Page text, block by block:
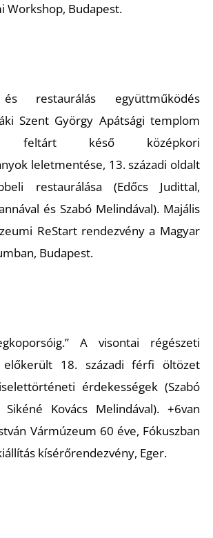
Workshop, Budapest.
restaurálás együttműködés
Szent György Apátsági templom
feltárt késő középkori
leletmentése, 13. századi oldalt
restaurálása (Edőcs Judittal,
és Szabó Melindával). Majális
ReStart rendezvény a Magyar
Budapest.
A visontai régészeti
18. századi férfi öltözet
érdekességek (Szabó
Sikéné Kovács Melindával). +6van
Vármúzeum 60 éve, Fókuszban
kísérőrendezvény, Eger.